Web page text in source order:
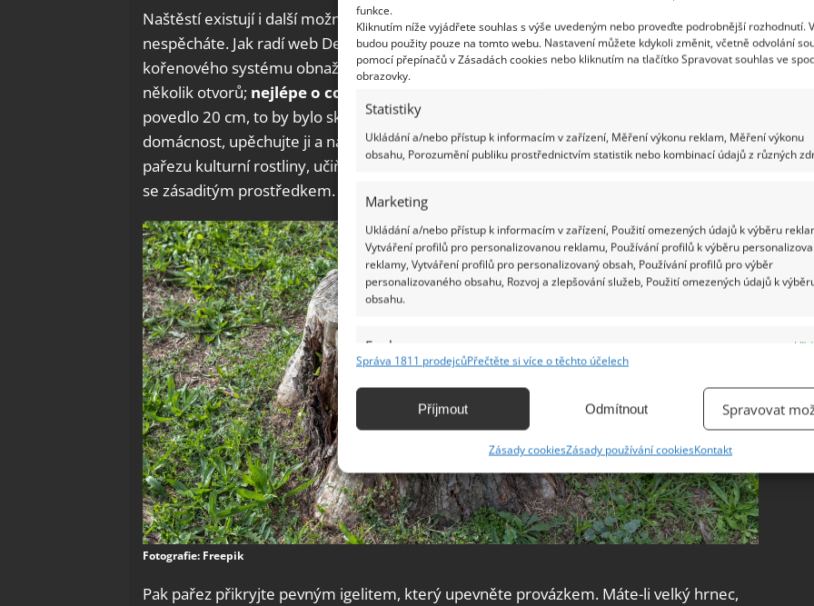
funkce.
Kliknutím níže vyjádřete souhlas s výše uvedeným nebo proveďte podrobnější rozhodnutí.
budou použity pouze na tomto webu. Nastavení můžete kdykoli změnit, včetně odvolání
pomocí přepínačů v Zásadách cookies nebo kliknutím na tlačítko Spravovat souhlas ve
obrazovky.
Statistiky
Ukládání a/nebo přístup k informacím v zařízení, Měření výkonu reklam, Měření výkonu
obsahu, Porozumění publiku prostřednictvím statistik nebo kombinací údajů z různých
Marketing
Ukládání a/nebo přístup k informacím v zařízení, Použití omezených údajů k výběru
Vytváření profilů pro personalizovanou reklamu, Používání profilů k výběru
reklamy, Vytváření profilů pro personalizovaný obsah, Používání profilů pro výběr
personalizovaného obsahu, Rozvoj a zlepšování služeb, Použití omezených údajů k
obsahu.
Funkce
Identifikace zařízení na základě automaticky přenášených informací.
základě aktivně vyžádaných informací.
Zajištění bezpečnosti, předcházení a zjišťování podvodů a
odstraňování chyb, Poskytování a zobrazování reklamy a obsahu,
Správa 1811 prodejcůPřečtěte si více o těchto účelech
Příjmout Odmítnout Spravovat
Zásady cookiesZásady používání cookiesKontakt
Naštěstí existují i další možnosti – ekologické – pokud na odstranění pařezu až tak
nespěcháte. Jak radí web Deccoria, pahýl okopejte kolem dokola, abyste horní část
kořenového systému obnažili. Pak vezměte kvalitní vrták a do povrchu dřeva vytvořte
několik otvorů; nejlépe o co největším průměru a co nejhlouběji
povedlo 20 cm, to by bylo skvělé). Do děr nasypte jedlou sodu nebo sodu pro
domácnost, upěchujte ji a následně prolijte octem (asi 4 litry). Pokud nejsou v okolí
pařezu kulturní rostliny, učiňte totéž i kolem okopaných kořenů. Dojde k reakci kyseliny
se zásaditým prostředkem.
Fotografie: Freepik
Pak pařez přikryjte pevným igelitem, který upevněte provázkem. Máte-li velký hrnec,